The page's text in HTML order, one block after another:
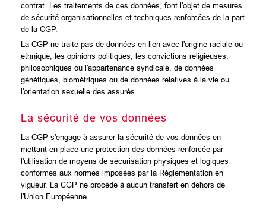
contrat. Les traitements de ces données, font l'objet de mesures
de sécurité organisationnelles et techniques renforcées de la part
de la CGP.
La CGP ne traite pas de données en lien avec l'origine raciale ou
ethnique, les opinions politiques, les convictions religieuses,
philosophiques ou l'appartenance syndicale, de données
génétiques, biométriques ou de données relatives à la vie ou
l'orientation sexuelle des assurés.
La sécurité de vos données
La CGP s'engage à assurer la sécurité de vos données en
mettant en place une protection des données renforcée par
l'utilisation de moyens de sécurisation physiques et logiques
conformes aux normes imposées par la Réglementation en
vigueur. La CGP ne procède à aucun transfert en dehors de
l'Union Européenne.